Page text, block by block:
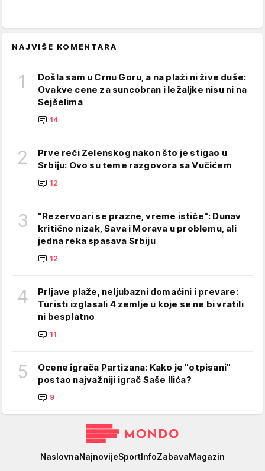
NAJVIŠE KOMENTARA
1
Došla sam u Crnu Goru, a na plaži ni žive duše:
Ovakve cene za suncobran i ležaljke nisu ni na
Sejšelima
14
2
Prve reči Zelenskog nakon što je stigao u
Srbiju: Ovo su teme razgovora sa Vučićem
12
3
"Rezervoari se prazne, vreme ističe": Dunav
kritično nizak, Sava i Morava u problemu, ali
jedna reka spasava Srbiju
12
4
Prljave plaže, neljubazni domaćini i prevare:
Turisti izglasali 4 zemlje u koje se ne bi vratili
ni besplatno
11
5
Ocene igrača Partizana: Kako je "otpisani"
postao najvažniji igrač Saše Ilića?
9
NaslovnaNajnovijeSportInfoZabavaMagazin